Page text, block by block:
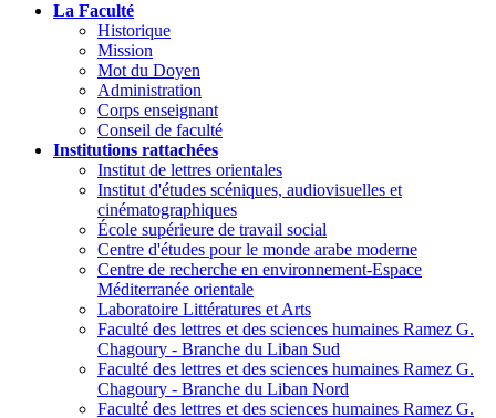
La Faculté
Historique
Mission
Mot du Doyen
Administration
Corps enseignant
Conseil de faculté
Institutions rattachées
Institut de lettres orientales
Institut d'études scéniques, audiovisuelles et
cinématographiques
École supérieure de travail social
Centre d'études pour le monde arabe moderne
Centre de recherche en environnement-Espace
Méditerranée orientale
Laboratoire Littératures et Arts
Faculté des lettres et des sciences humaines Ramez G.
Chagoury - Branche du Liban Sud
Faculté des lettres et des sciences humaines Ramez G.
Chagoury - Branche du Liban Nord
Faculté des lettres et des sciences humaines Ramez G.